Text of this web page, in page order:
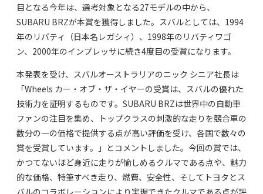
目となる今年は、選考対象となる27モデルの中から、
SUBARU BRZが本賞を獲得しました。スバルとしては、1994
年のリバティ（日本名レガシィ）、1998年のリバティワゴ
ン、2000年のインプレッサに続き4度目の受賞になります。
本発表を受け、スバルオーストラリアのニック シニア社長は
「Wheels カー・オブ・ザ・イヤーの受賞は、スバルの優れた
技術力を証明するものです。SUBARU BRZは世界中の自動車
ファンの注目を集め、トップクラスの刺激的な走りを競合車の
数分の一の価格で提供する点が高い評価を受け、各国で数々の
賞を受賞しています。」とコメントしました。今回の賞では、
かつてないほど身近に走りが愉しめるクルマである点や、魅力
的な価格、特筆すべき走り、燃費、安全性、そしてトヨタとス
バルのコラボレーションにより実現できたクルマである点が評